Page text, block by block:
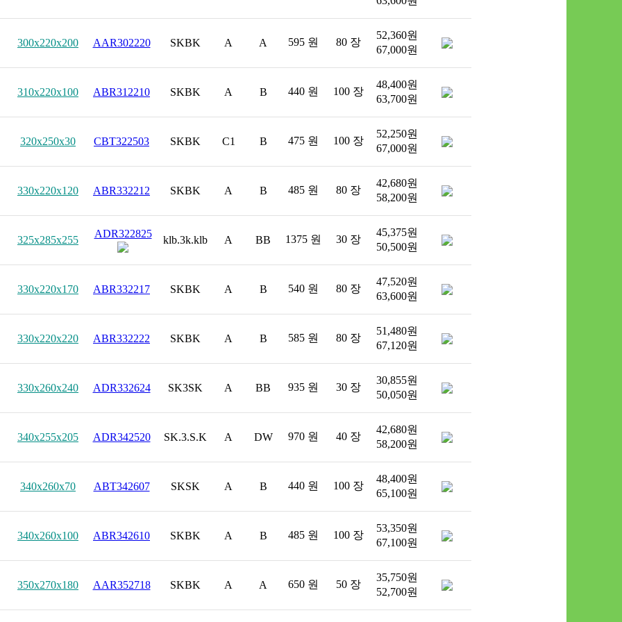
300x220x200 AAR302220 SKBK A A 595 원 80 장
52,360원
67,000원
310x220x100 ABR312210 SKBK A B 440 원 100 장
48,400원
63,700원
320x250x30 CBT322503 SKBK C1 B 475 원 100 장
52,250원
67,000원
330x220x120 ABR332212 SKBK A B 485 원 80 장
42,680원
58,200원
325x285x255
ADR322825
klb.3k.klb A BB 1375 원 30 장
45,375원
50,500원
330x220x170 ABR332217 SKBK A B 540 원 80 장
47,520원
63,600원
330x220x220 ABR332222 SKBK A B 585 원 80 장
51,480원
67,120원
330x260x240 ADR332624 SK3SK A BB 935 원 30 장
30,855원
50,050원
340x255x205 ADR342520 SK.3.S.K A DW 970 원 40 장
42,680원
58,200원
340x260x70 ABT342607 SKSK A B 440 원 100 장
48,400원
65,100원
340x260x100 ABR342610 SKBK A B 485 원 100 장
53,350원
67,100원
350x270x180 AAR352718 SKBK A A 650 원 50 장
35,750원
52,700원